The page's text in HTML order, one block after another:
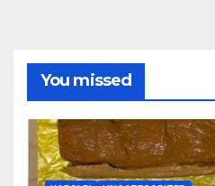
You missed